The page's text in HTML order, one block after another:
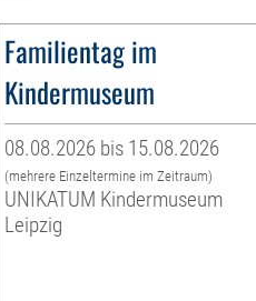
Familientag im
Kindermuseum
08.08.2026 bis 15.08.2026
(mehrere Einzeltermine im Zeitraum)
UNIKATUM Kindermuseum
Leipzig